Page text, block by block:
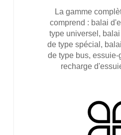
La gamme
comprend : balai
type universel,
de type spécial,
de type bus,
recharge